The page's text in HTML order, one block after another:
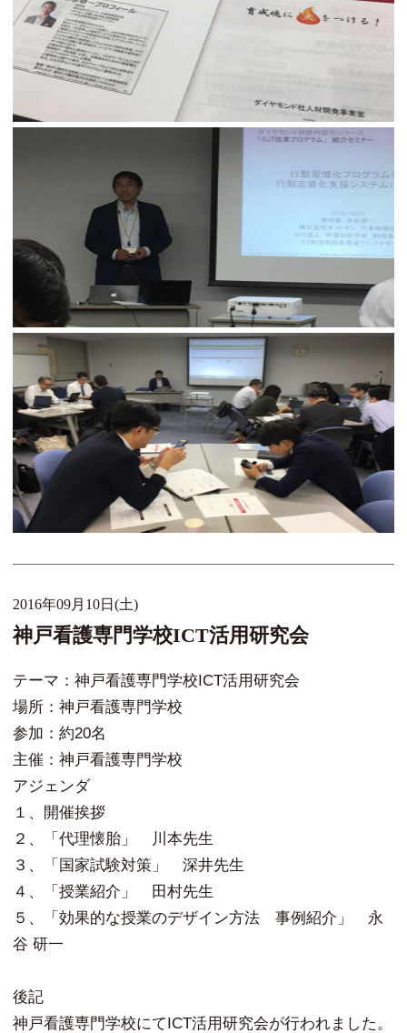
2016年09月10日(土)
神戸看護専門学校ICT活用研究会
テーマ：神戸看護専門学校ICT活用研究会
場所：神戸看護専門学校
参加：約20名
主催：神戸看護専門学校
アジェンダ
１、開催挨拶
２、「代理懐胎」 川本先生
３、「国家試験対策」 深井先生
４、「授業紹介」 田村先生
５、「効果的な授業のデザイン方法 事例紹介」 永
谷 研一
後記
神戸看護専門学校にてICT活用研究会が行われました。